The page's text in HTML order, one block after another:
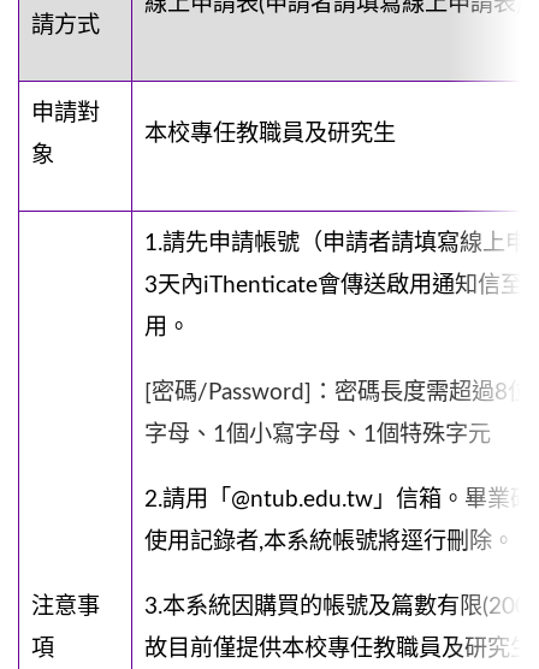
請方式
申請對
象
本校專任教職員及研究生
注意事
項
1.請先申請帳號（申請者請填寫線上申
3天內iThenticate會傳送啟用通知信至
用。
[密碼/Password]：密碼長度需超過8
字母、1個小寫字母、1個特殊字元
2.請用「@ntub.edu.tw」信箱。畢業
使用記錄者,本系統帳號將逕行刪除。
3.本系統因購買的帳號及篇數有限
故目前僅提供本校專任教職員及研究生